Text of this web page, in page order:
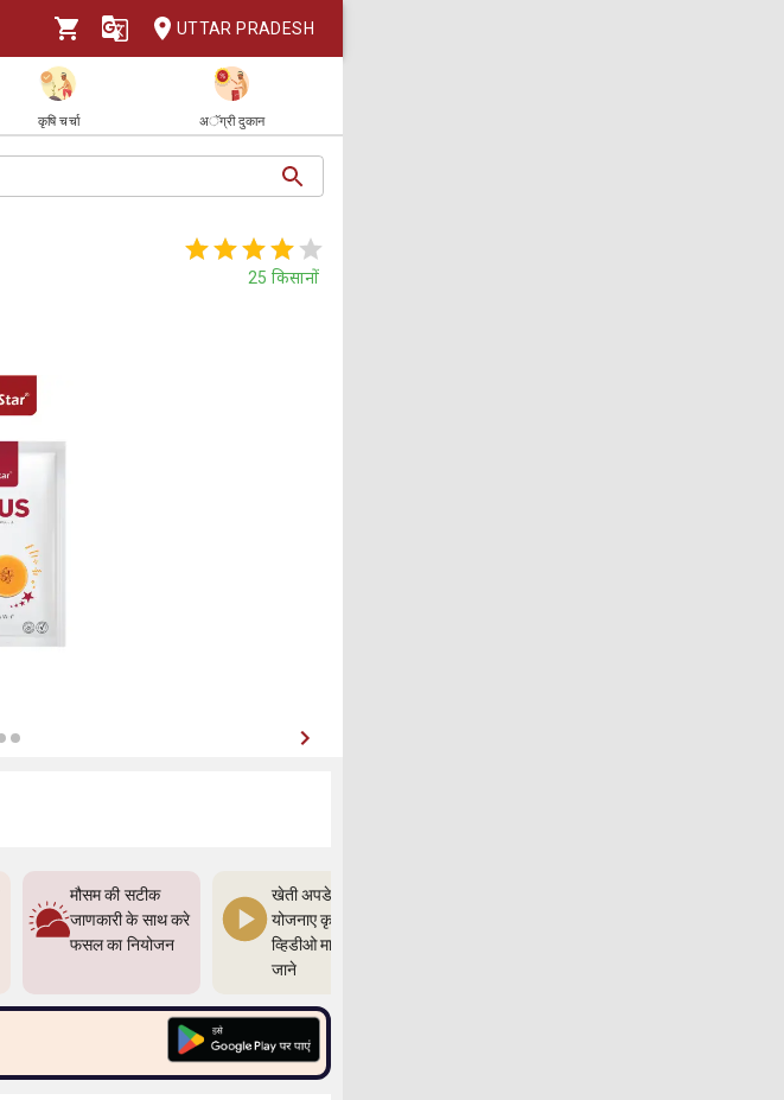
UTTAR PRADESH
कृषि चर्चा अॅग्री दुकान
25 किसानों
मौसम की सटीक
जाणकारी के साथ करे
फसल का नियोजन
खेती अपडेत,और
योजनाए कृषी ज्ञान
व्हिडीओ माध्यम से
जाने